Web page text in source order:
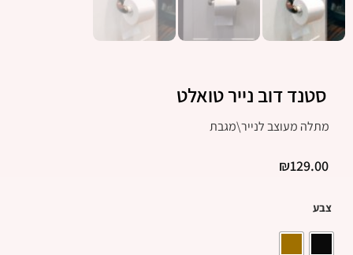
סטנד דוב נייר טואלט
מתלה מעוצב לנייר\מגבת
₪129.00
צבע